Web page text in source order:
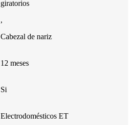
giratorios
,
Cabezal de nariz
12 meses
Si
Electrodomésticos ET